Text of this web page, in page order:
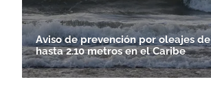
Aviso de prevención por oleajes de
hasta 2.10 metros en el Caribe